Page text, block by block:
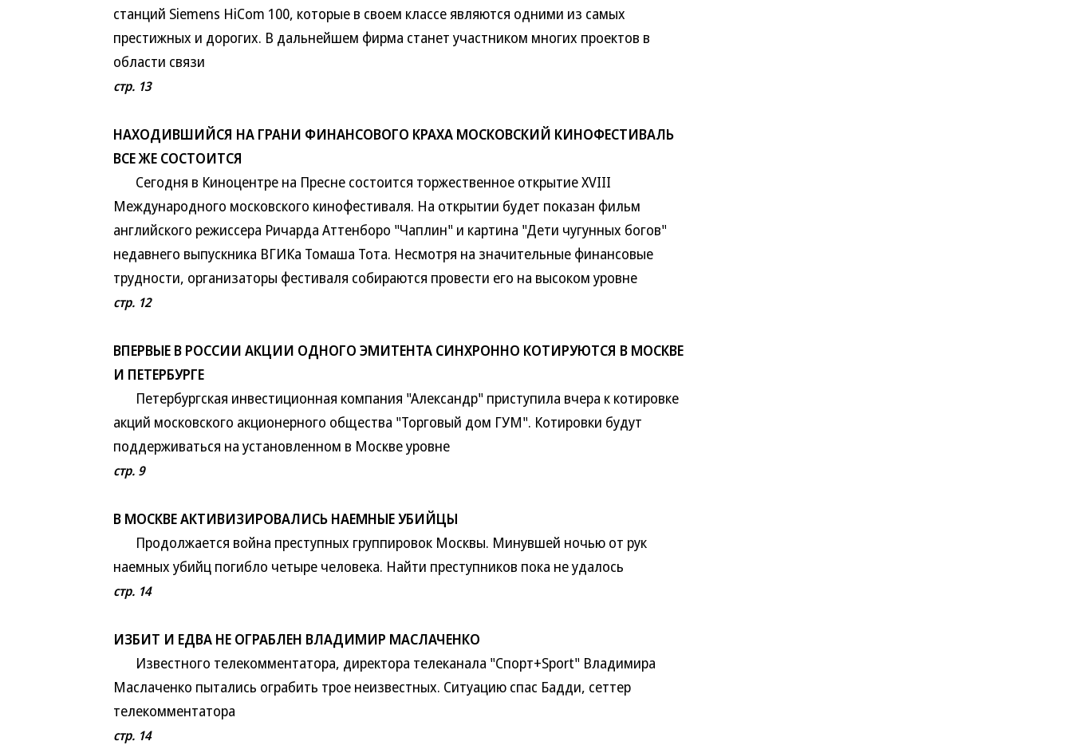
станций Siemens HiCom 100, которые в своем классе являются одними из самых
престижных и дорогих. В дальнейшем фирма станет участником многих проектов в
области связи
стр. 13
НАХОДИВШИЙСЯ НА ГРАНИ ФИНАНСОВОГО КРАХА МОСКОВСКИЙ КИНОФЕСТИВАЛЬ
ВСЕ ЖЕ СОСТОИТСЯ
Сегодня в Киноцентре на Пресне состоится торжественное открытие XVIII
Международного московского кинофестиваля. На открытии будет показан фильм
английского режиссера Ричарда Аттенборо "Чаплин" и картина "Дети чугунных богов"
недавнего выпускника ВГИКа Томаша Тота. Несмотря на значительные финансовые
трудности, организаторы фестиваля собираются провести его на высоком уровне
стр. 12
ВПЕРВЫЕ В РОССИИ АКЦИИ ОДНОГО ЭМИТЕНТА СИНХРОННО КОТИРУЮТСЯ В МОСКВЕ
И ПЕТЕРБУРГЕ
Петербургская инвестиционная компания "Александр" приступила вчера к котировке
акций московского акционерного общества "Торговый дом ГУМ". Котировки будут
поддерживаться на установленном в Москве уровне
стр. 9
В МОСКВЕ АКТИВИЗИРОВАЛИСЬ НАЕМНЫЕ УБИЙЦЫ
Продолжается война преступных группировок Москвы. Минувшей ночью от рук
наемных убийц погибло четыре человека. Найти преступников пока не удалось
стр. 14
ИЗБИТ И ЕДВА НЕ ОГРАБЛЕН ВЛАДИМИР МАСЛАЧЕНКО
Известного телекомментатора, директора телеканала "Спорт+Sport" Владимира
Маслаченко пытались ограбить трое неизвестных. Ситуацию спас Бадди, сеттер
телекомментатора
стр. 14